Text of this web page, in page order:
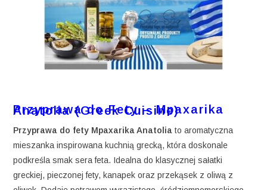
Przyprawa do Fety – Mpaxarika Anatolia (Greek Cuisine)
Przyprawa do fety Mpaxarika Anatolia to aromatyczna
mieszanka inspirowana kuchnią grecką, która doskonale
podkreśla smak sera feta. Idealna do klasycznej sałatki
greckiej, pieczonej fety, kanapek oraz przekąsek z oliwą z